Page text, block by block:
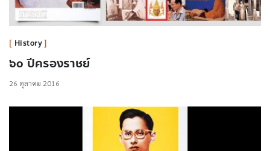
History
๖๐ ปีครองราชย์
26 ตุลาคม 2016